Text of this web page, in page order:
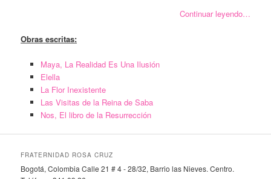
Continuar leyendo…
Obras escritas:
Maya, La Realidad Es Una Ilusión
Elella
La Flor Inexistente
Las Visitas de la Reina de Saba
Nos, El libro de la Resurrección
FRATERNIDAD ROSA CRUZ
Bogotá, Colombia Calle 21 # 4 - 28/32, Barrio las Nieves. Centro.